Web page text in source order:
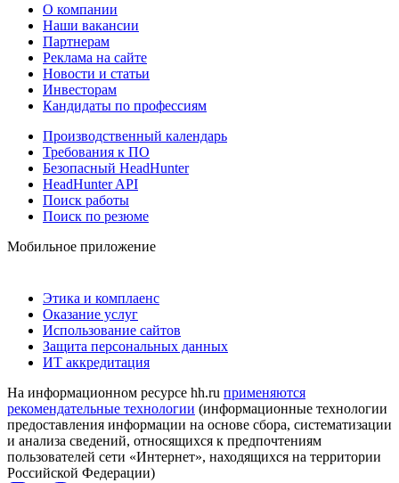
О компании
Наши вакансии
Партнерам
Реклама на сайте
Новости и статьи
Инвесторам
Кандидаты по профессиям
Производственный календарь
Требования к ПО
Безопасный HeadHunter
HeadHunter API
Поиск работы
Поиск по резюме
Мобильное приложение
Этика и комплаенс
Оказание услуг
Использование сайтов
Защита персональных данных
ИТ аккредитация
На информационном ресурсе hh.ru применяются
рекомендательные технологии (информационные технологии
предоставления информации на основе сбора, систематизации
и анализа сведений, относящихся к предпочтениям
пользователей сети «Интернет», находящихся на территории
Российской Федерации)